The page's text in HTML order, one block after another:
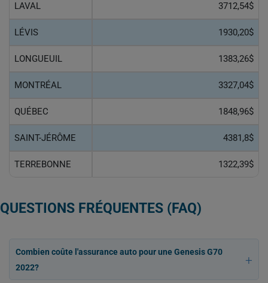
LAVAL 3712,54$
LÉVIS 1930,20$
LONGUEUIL 1383,26$
MONTRÉAL 3327,04$
QUÉBEC 1848,96$
SAINT-JÉRÔME 4381,8$
TERREBONNE 1322,39$
QUESTIONS FRÉQUENTES (FAQ)
Combien coûte l'assurance auto pour une Genesis G70
2022?